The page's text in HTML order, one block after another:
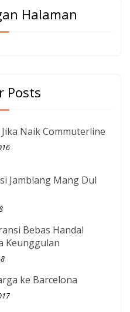
Halaman
Posts
Naik Commuterline
Jamblang Mang Dul
Bebas Handal
Keunggulan
ke Barcelona